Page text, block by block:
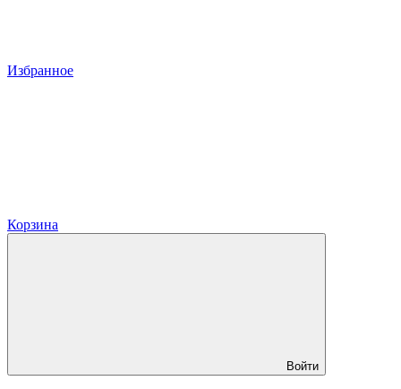
Избранное
Корзина
Войти